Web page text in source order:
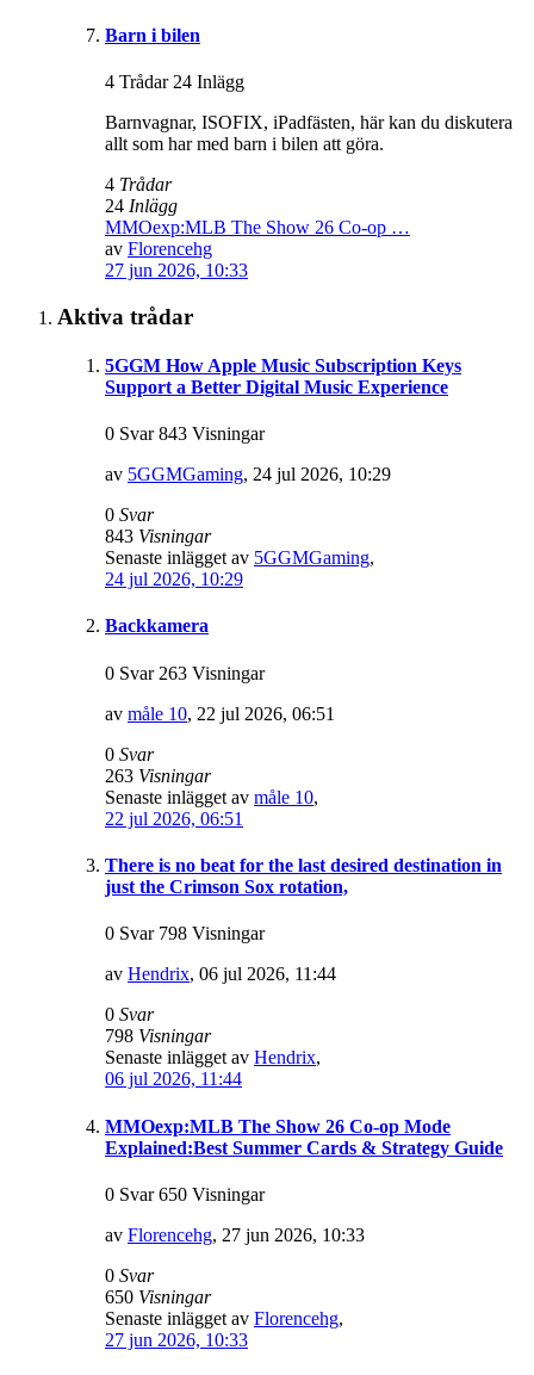
Barn i bilen
4 Trådar 24 Inlägg
Barnvagnar, ISOFIX, iPadfästen, här kan du diskutera
allt som har med barn i bilen att göra.
4 Trådar
24 Inlägg
MMOexp:MLB The Show 26 Co-op …
av Florencehg
27 jun 2026, 10:33
Aktiva trådar
5GGM How Apple Music Subscription Keys
Support a Better Digital Music Experience
0 Svar 843 Visningar
av 5GGMGaming, 24 jul 2026, 10:29
0 Svar
843 Visningar
Senaste inlägget av 5GGMGaming,
24 jul 2026, 10:29
Backkamera
0 Svar 263 Visningar
av måle 10, 22 jul 2026, 06:51
0 Svar
263 Visningar
Senaste inlägget av måle 10,
22 jul 2026, 06:51
There is no beat for the last desired destination in
just the Crimson Sox rotation,
0 Svar 798 Visningar
av Hendrix, 06 jul 2026, 11:44
0 Svar
798 Visningar
Senaste inlägget av Hendrix,
06 jul 2026, 11:44
MMOexp:MLB The Show 26 Co-op Mode
Explained:Best Summer Cards & Strategy Guide
0 Svar 650 Visningar
av Florencehg, 27 jun 2026, 10:33
0 Svar
650 Visningar
Senaste inlägget av Florencehg,
27 jun 2026, 10:33